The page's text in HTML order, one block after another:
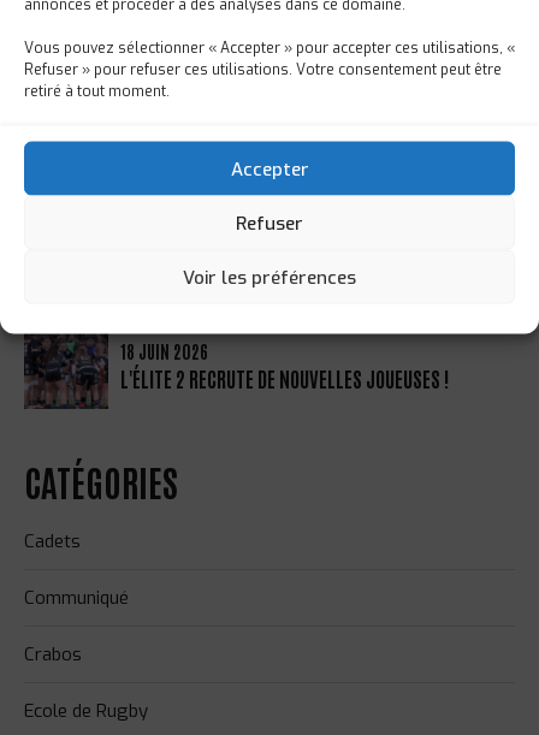
annonces et procéder à des analyses dans ce domaine.
Vous pouvez sélectionner « Accepter » pour accepter ces utilisations, «
Refuser » pour refuser ces utilisations. Votre consentement peut être
retiré à tout moment.
Accepter
Refuser
Voir les préférences
LOUANE PICHON !
LES MOINS DE 12 ANS EN VOYAGE DE FIN
PRÉPARATOIRE AUX INTERNATIONALS SERIES
18 JUIN 2026
L'ÉLITE 2 RECRUTE DE NOUVELLES JOUEUSES !
CATÉGORIES
Cadets
Communiqué
Crabos
Ecole de Rugby